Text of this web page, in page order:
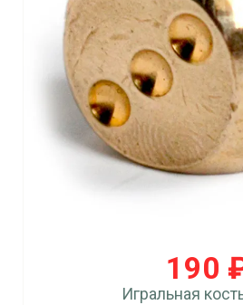
190
Игральная